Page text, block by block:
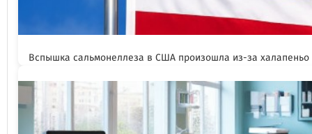
Вспышка сальмонеллеза в США произошла из-за халапеньо